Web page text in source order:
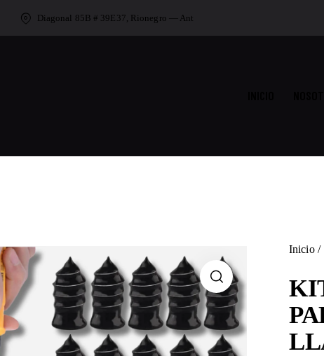
Diagonal 85B # 39E37, Rionegro — Ant
Inicio